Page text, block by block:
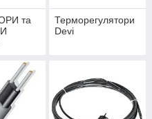
та
Терморегулятори
Devi